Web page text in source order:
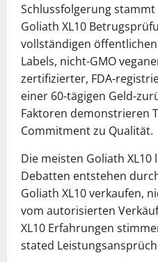
Schlussfolgerung
Goliath XL10
vollständigen
Labels, nicht-GMO
zertifizierter, FDA-
einer 60-tägigen Geld-
Faktoren demonstrieren
Commitment zu Qualität.
Die meisten Goliath
Debatten entstehen
Goliath XL10 verkaufen,
vom autorisierten
XL10 Erfahrungen
stated